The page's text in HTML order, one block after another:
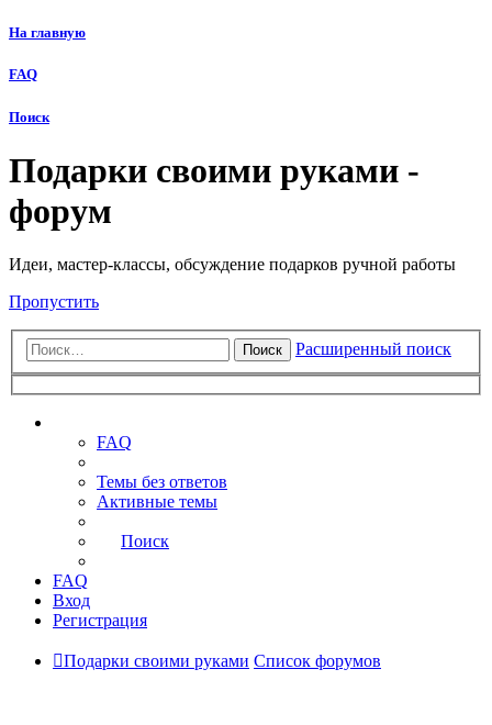
На главную
FAQ
Поиск
Подарки своими руками -
форум
Идеи, мастер-классы, обсуждение подарков ручной работы
Пропустить
Поиск Расширенный поиск
FAQ
Темы без ответов
Активные темы
Поиск
FAQ
Вход
Регистрация
Подарки своими руками Список форумов